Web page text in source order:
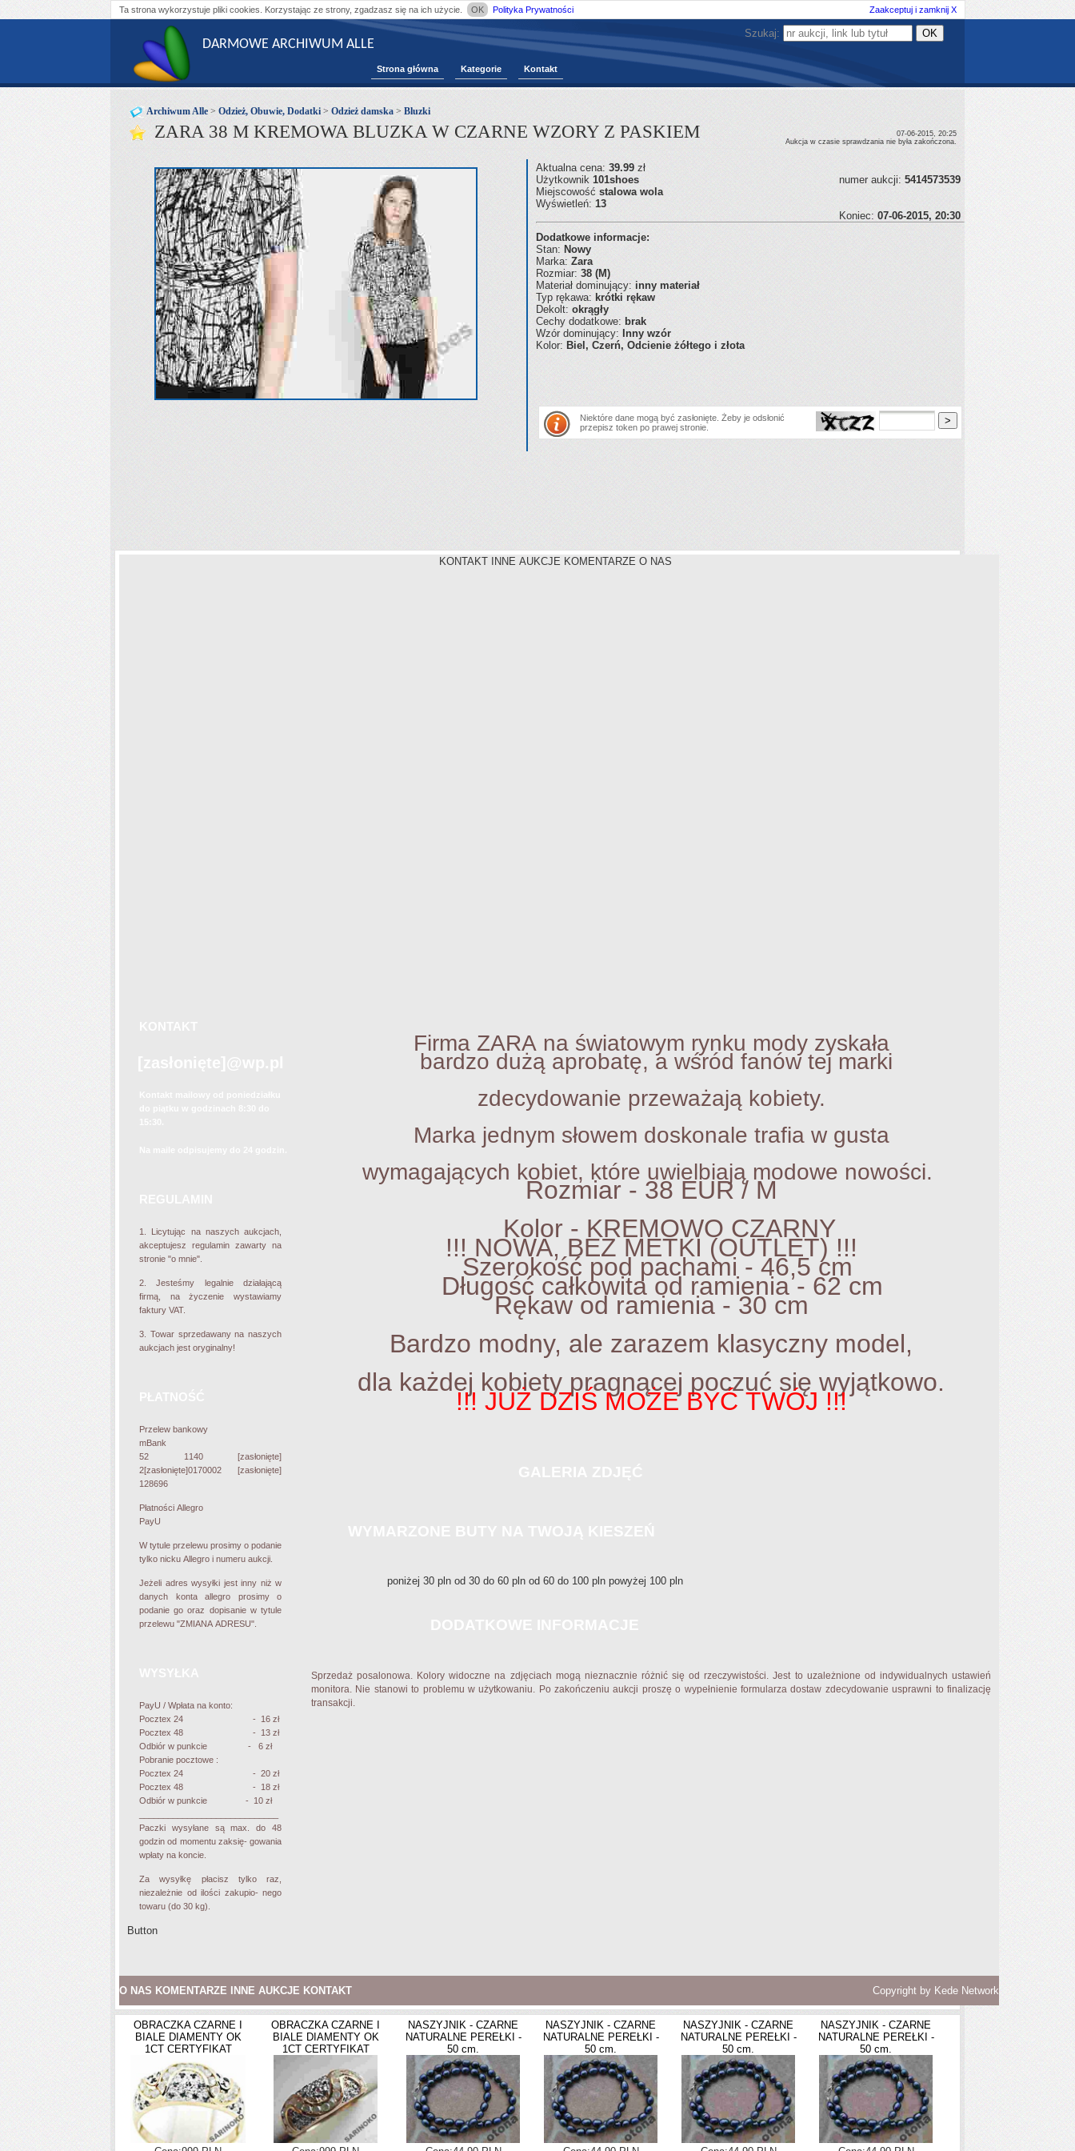
Ta strona wykorzystuje pliki cookies. Korzystając ze strony, zgadzasz się na ich użycie. OK Polityka Prywatności Zaakceptuj i zamknij X
DARMOWE ARCHIWUM ALLE
Strona główna Kategorie Kontakt
Szukaj:
Archiwum Alle > Odzież, Obuwie, Dodatki > Odzież damska > Bluzki
ZARA 38 M KREMOWA BLUZKA W CZARNE WZORY Z PASKIEM
07-06-2015, 20:25
Aukcja w czasie sprawdzania nie była zakończona.
Aktualna cena: 39.99 zł
Użytkownik 101shoes numer aukcji: 5414573539
Miejscowość stalowa wola
Wyświetleń: 13
Koniec: 07-06-2015, 20:30
Dodatkowe informacje:
Stan: Nowy
Marka: Zara
Rozmiar: 38 (M)
Materiał dominujący: inny materiał
Typ rękawa: krótki rękaw
Dekolt: okrągły
Cechy dodatkowe: brak
Wzór dominujący: Inny wzór
Kolor: Biel, Czerń, Odcienie żółtego i złota
Niektóre dane mogą być zasłonięte. Żeby je odsłonić
przepisz token po prawej stronie.
KONTAKT INNE AUKCJE KOMENTARZE O NAS
1.
Licytując na naszych aukcjach,
akceptujesz regulamin zawarty na
stronie "o mnie".
2.
Jesteśmy legalnie działającą
firmą, na życzenie wystawiamy
faktury VAT.
3.
Towar sprzedawany na naszych
aukcjach jest oryginalny!
Przelew bankowy
mBank
52 1140 [zasłonięte]
2[zasłonięte]0170002 [zasłonięte]
128696
Płatności Allegro
PayU
W tytule przelewu prosimy o podanie
tylko nicku Allegro i numeru aukcji.
Jeżeli adres wysyłki jest inny niż w
danych konta allegro prosimy o
podanie go oraz dopisanie w tytule
przelewu "ZMIANA ADRESU"
PayU / Wpłata na konto:
Pocztex 24 - 16 zł
Pocztex 48 - 13 zł
Odbiór w punkcie - 6 zł
Pobranie pocztowe :
Pocztex 24 - 20 zł
Pocztex 48 - 18 zł
Odbiór w punkcie - 10 zł
Paczki wysyłane są max. do 48
godzin od momentu zaksię- gowania
wpłaty na koncie.
Za wysyłkę płacisz tylko raz,
niezależnie od ilości zakupio- nego
towaru (do 30 kg).
Button
Firma ZARA na światowym rynku mody zyskała
bardzo dużą aprobatę, a wśród fanów tej marki
zdecydowanie przeważają kobiety.
Marka jednym słowem doskonale trafia w gusta
wymagających kobiet, które uwielbiają modowe nowości.
Rozmiar - 38 EUR / M
Kolor - KREMOWO CZARNY
!!! NOWA, BEZ METKI (OUTLET) !!!
Szerokość pod pachami - 46,5 cm
Długość całkowita od ramienia - 62 cm
Rękaw od ramienia - 30 cm
Bardzo modny, ale zarazem klasyczny model,
dla każdej kobiety pragnącej poczuć się wyjątkowo.
!!! JUŻ DZIŚ MOŻE BYĆ TWÓJ !!!
poniżej 30 pln od 30 do 60 pln od 60 do 100 pln powyżej 100 pln
Sprzedaż posalonowa. Kolory widoczne na zdjęciach mogą nieznacznie różnić się od rzeczywistości. Jest to uzależnione od indywidualnych ustawień
monitora. Nie stanowi to problemu w użytkowaniu. Po zakończeniu aukcji proszę o wypełnienie formularza dostaw zdecydowanie usprawni to finalizację
transakcji.
O NAS KOMENTARZE INNE AUKCJE KONTAKT Copyright by Kede Network
OBRACZKA CZARNE I
BIALE DIAMENTY OK
1CT CERTYFIKAT
OBRACZKA CZARNE I
BIALE DIAMENTY OK
1CT CERTYFIKAT
NASZYJNIK - CZARNE
NATURALNE PEREŁKI -
50 cm.
NASZYJNIK - CZARNE
NATURALNE PEREŁKI -
50 cm.
NASZYJNIK - CZARNE
NATURALNE PEREŁKI -
50 cm.
NASZYJNIK - CZARNE
NATURALNE PEREŁKI -
50 cm.